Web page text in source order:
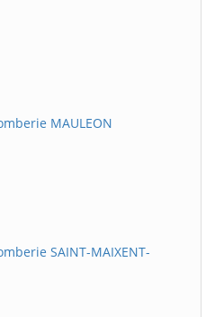
MAULEON
SAINT-MAIXENT-